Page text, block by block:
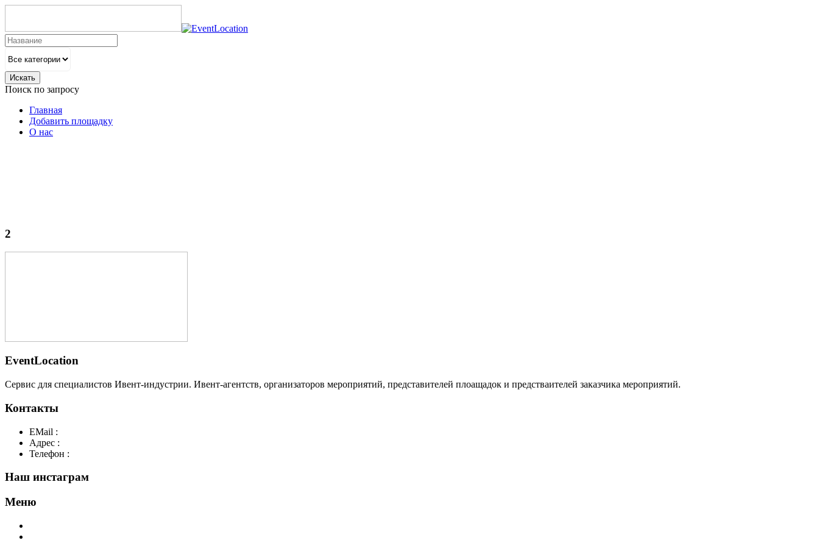
Искать
Поиск по запросу
Главная
Добавить площадку
О нас
2
EventLocation
Сервис для специалистов Ивент-индустрии. Ивент-агентств, организаторов мероприятий, представителей плоащадок и предстваителей заказчика мероприятий.
Контакты
EMail :
Адрес :
Телефон :
Наш инстаграм
Меню